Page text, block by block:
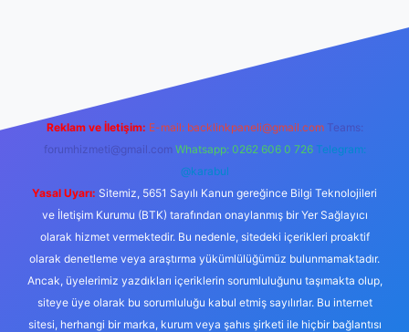
Reklam ve İletişim: E-mail: backlinkpaneli@gmail.com Teams:
forumhizmeti@gmail.com Whatsapp: 0262 606 0 726 Telegram:
@karabul
Yasal Uyarı: Sitemiz, 5651 Sayılı Kanun gereğince Bilgi Teknolojileri
ve İletişim Kurumu (BTK) tarafından onaylanmış bir Yer Sağlayıcı
olarak hizmet vermektedir. Bu nedenle, sitedeki içerikleri proaktif
olarak denetleme veya araştırma yükümlülüğümüz bulunmamaktadır.
Ancak, üyelerimiz yazdıkları içeriklerin sorumluluğunu taşımakta olup,
siteye üye olarak bu sorumluluğu kabul etmiş sayılırlar. Bu internet
sitesi, herhangi bir marka, kurum veya şahıs şirketi ile hiçbir bağlantısı